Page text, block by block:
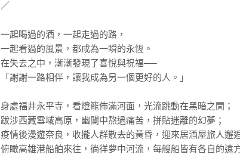
／
一起喝過的酒，一起走過的路，
一起看過的風景，都成為一瞬的永恆。
在失去之中，漸漸發現了喜悅與祝福──
「謝謝一路相伴，讓我成為另一個更好的人。」
身處福井永平寺，看燈籠佈滿河面，光流跳動在黑暗之間；
跋涉西藏雪域高原，幽闃中熬過痛苦，拼貼迷離的幻夢；
疫情後漫遊奈良，收攏人群散去的黃昏，迎來居酒屋旅人邂
俯瞰高雄港船舶來往，徜徉夢中河流，每艘船皆有各自的